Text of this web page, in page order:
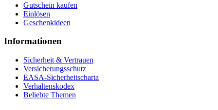
Gutschein kaufen
Einlösen
Geschenkideen
Informationen
Sicherheit & Vertrauen
Versicherungsschutz
EASA-Sicherheitscharta
Verhaltenskodex
Beliebte Themen